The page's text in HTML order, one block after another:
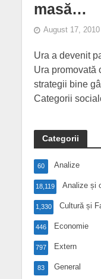
masă…
August 17, 2010
Ura a devenit
Ura promovată
strategii bine
Categorii
Categorii
Analize
60
Analize și
18,119
Cultură și
1,330
Economie
446
Extern
797
General
83